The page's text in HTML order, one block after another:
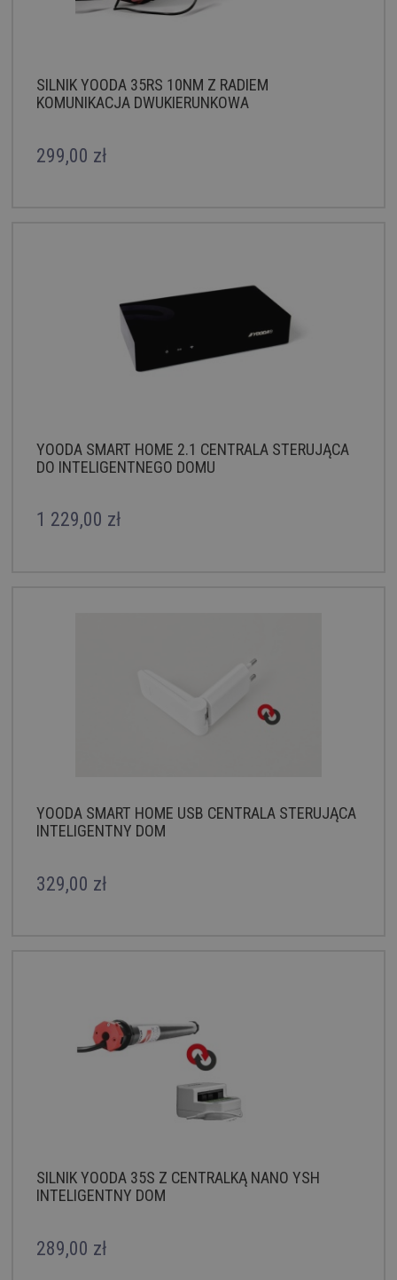
SILNIK YOODA 35RS 10NM Z RADIEM
KOMUNIKACJA DWUKIERUNKOWA
299,00 zł
YOODA SMART HOME 2.1 CENTRALA STERUJĄCA
DO INTELIGENTNEGO DOMU
1 229,00 zł
YOODA SMART HOME USB CENTRALA STERUJĄCA
INTELIGENTNY DOM
329,00 zł
SILNIK YOODA 35S Z CENTRALKĄ NANO YSH
INTELIGENTNY DOM
289,00 zł